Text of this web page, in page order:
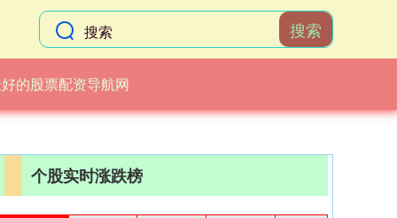
搜索
的股票配资导航网
个股实时涨跌榜